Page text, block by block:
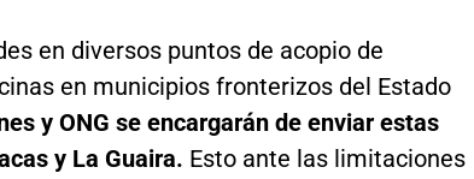
en diversos puntos de acopio de
en municipios fronterizos del Estado
y ONG se encargarán de enviar estas
y La Guaira. Esto ante las limitaciones